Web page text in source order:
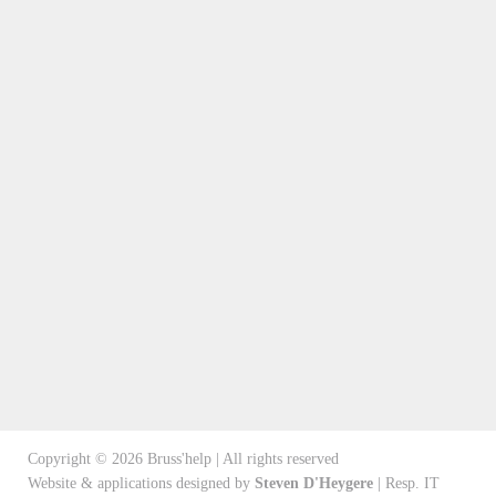
Copyright © 2026 Bruss'help | All rights reserved
Website & applications designed by Steven D'Heygere | Resp. IT